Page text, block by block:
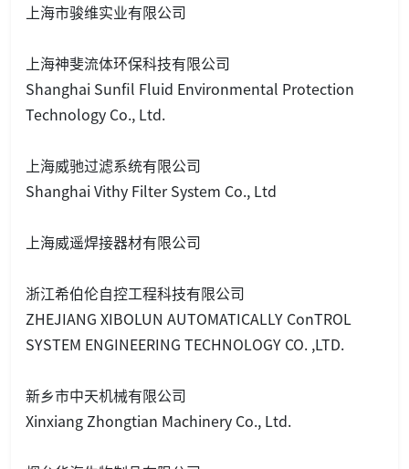
上海市骏维实业有限公司
上海神斐流体环保科技有限公司
Shanghai Sunfil Fluid Environmental Protection
Technology Co., Ltd.
上海威驰过滤系统有限公司
Shanghai Vithy Filter System Co., Ltd
上海威遥焊接器材有限公司
浙江希伯伦自控工程科技有限公司
ZHEJIANG XIBOLUN AUTOMATICALLY ConTROL
SYSTEM ENGINEERING TECHNOLOGY CO. ,LTD.
新乡市中天机械有限公司
Xinxiang Zhongtian Machinery Co., Ltd.